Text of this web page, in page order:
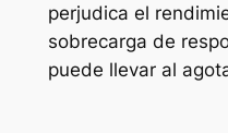
perjudica el
sobrecarga de
puede llevar al